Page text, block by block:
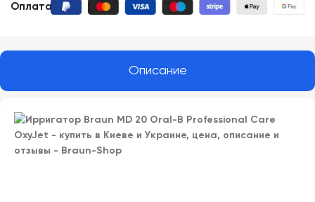
Оплата:
Описание